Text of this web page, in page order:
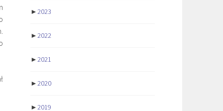
►2023
►2022
►2021
►2020
►2019